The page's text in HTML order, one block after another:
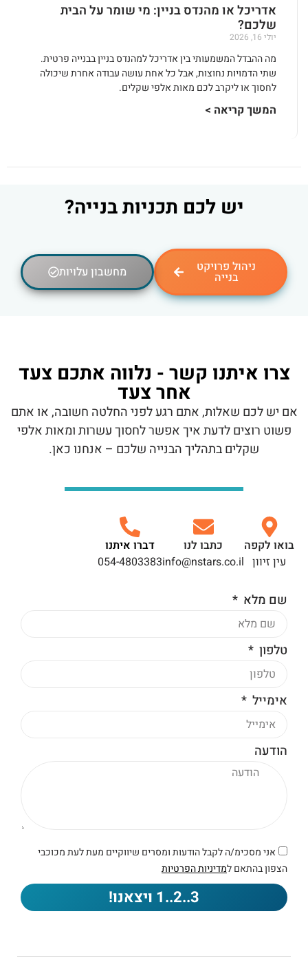
אדריכל או מהנדס בניין: מי שומר על הבית
שלכם?
יולי 16, 2026
מה ההבדל המשמעותי בין אדריכל למהנדס בניין בבנייה פרטית.
שתי הדמויות נחוצות, אבל כל אחת עושה עבודה אחרת שיכולה
לחסוך או ליקרב לכם מאות אלפי שקלים.
המשך קריאה >
יש לכם תכניות בנייה?
ניהול פרויקט
בנייה מחשבון עלויות
צרו איתנו קשר - נלווה אתכם צעד
אחר צעד
אם יש לכם שאלות, אתם רגע לפני החלטה חשובה, או אתם
פשוט רוצים לדעת איך אפשר לחסוך עשרות ומאות אלפי
שקלים בתהליך הבנייה שלכם – אנחנו כאן.
בואו לקפה
עין זיוון
כתבו לנו
info@nstars.co.il
דברו איתנו
054-4803383
שם מלא
טלפון
אימייל
הודעה
אני מסכימ/ה לקבל הודעות ומסרים שיווקיים מעת לעת מכוכבי
הצפון בהתאם למדיניות הפרטיות
3..2..1 ויצאנו!